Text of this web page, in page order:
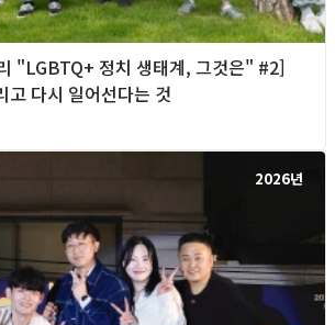
"LGBTQ+ 정치 생태계, 그것은" #2]
고 다시 일어선다는 것
2026년